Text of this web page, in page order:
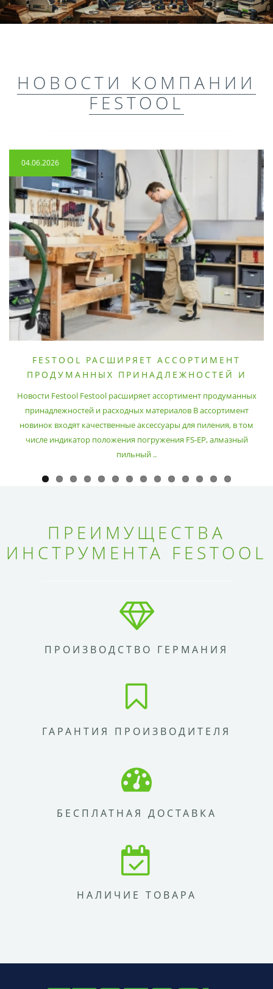
НОВОСТИ КОМПАНИИ
FESTOOL
04.06.2026
FESTOOL РАСШИРЯЕТ АССОРТИМЕНТ
ПРОДУМАННЫХ ПРИНАДЛЕЖНОСТЕЙ И
Новости Festool Festool расширяет ассортимент продуманных
принадлежностей и расходных материалов В ассортимент
новинок входят качественные аксессуары для пиления, в том
числе индикатор положения погружения FS-EP, алмазный
пильный ..
ПРЕИМУЩЕСТВА
ИНСТРУМЕНТА FESTOOL
ПРОИЗВОДСТВО ГЕРМАНИЯ
ГАРАНТИЯ ПРОИЗВОДИТЕЛЯ
БЕСПЛАТНАЯ ДОСТАВКА
НАЛИЧИЕ ТОВАРА